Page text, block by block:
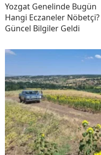
Yozgat Genelinde Bugün
Hangi Eczaneler
Güncel Bilgiler Geldi